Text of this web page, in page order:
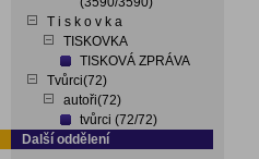
T i s k o v k a
TISKOVKA
TISKOVÁ ZPRÁVA
Tvůrci(72)
autoři(72)
tvůrci (72/72)
Další oddělení